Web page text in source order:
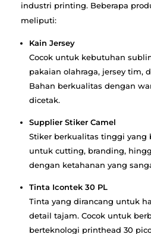
industri printing. Beberapa
meliputi:
Kain Jersey
Cocok untuk kebutuhan
pakaian olahraga, jersey tim,
Bahan berkualitas dengan
dicetak.
Supplier Stiker Camel
Stiker berkualitas tinggi yang
untuk cutting, branding,
dengan ketahanan yang
Tinta Icontek 30 PL
Tinta yang dirancang untuk
detail tajam. Cocok untuk
berteknologi printhead 30